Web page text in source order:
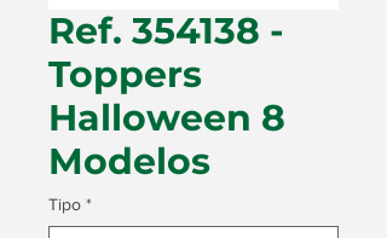
Ref. 354138 -
Toppers
Halloween 8
Modelos
Tipo *